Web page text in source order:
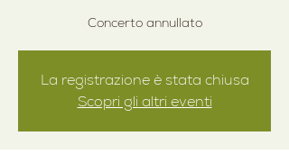
Concerto annullato
La registrazione è stata chiusa
Scopri gli altri eventi